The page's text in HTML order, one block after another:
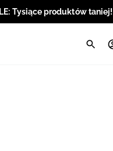
Tysiące produktów taniej!